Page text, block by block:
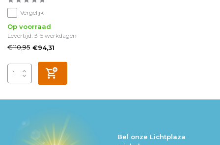
Vergelijk
Op voorraad
Levertijd: 3-5 werkdagen
€110,95 €94,31
Bel onze Lichtplaza